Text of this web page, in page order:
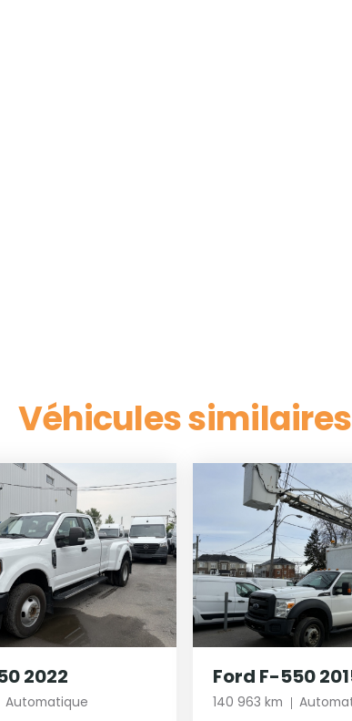
Véhicules similaires
2022
Automatique
Ford F-550
140 963 km